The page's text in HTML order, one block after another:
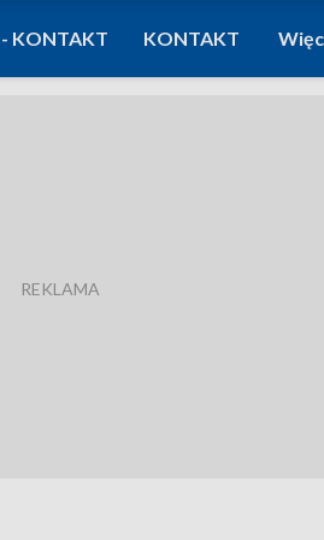
KONTAKT KONTAKT